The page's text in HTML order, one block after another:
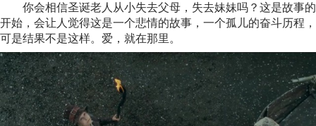
你会相信圣诞老人从小失去父母，失去妹妹吗？这是故事的
开始，会让人觉得这是一个悲情的故事，一个孤儿的奋斗历程，
可是结果不是这样。爱，就在那里。